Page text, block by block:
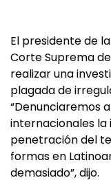
El presidente de
Corte Suprema
realizar una
plagada de
“Denunciaremos
internacionales la
penetración del
formas en
demasiado”, dijo.